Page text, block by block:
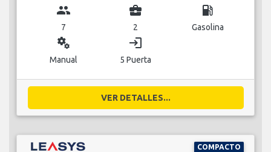
group
7
business_center
2
local_gas_station
Gasolina
miscellaneous_services
Manual
login
5 Puerta
VER DETALLES...
COMPACTO